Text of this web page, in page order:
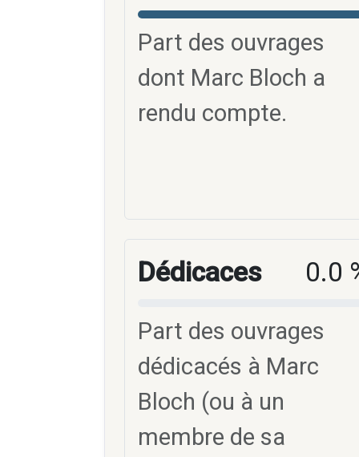
Part des ouvrages
dont Marc Bloch a
rendu compte.
Dédicaces 0.0
Part des ouvrages
dédicacés à Marc
Bloch (ou à un
membre de sa